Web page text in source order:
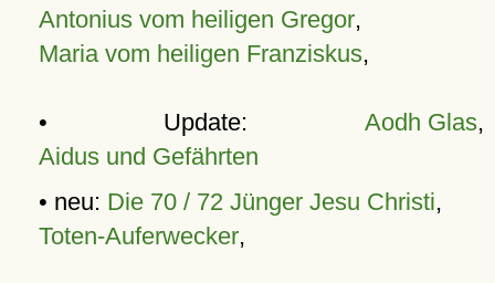
Antonius vom heiligen Gregor,
Maria vom heiligen Franziskus,
• Update: Aodh Glas,
Aidus und Gefährten
• neu: Die 70 / 72 Jünger Jesu Christi,
Toten-Auferwecker,